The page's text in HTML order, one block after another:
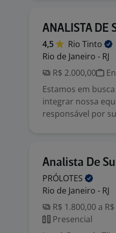
ANALISTA DE
4,5 Rio Tinto
Rio de Janeiro - RJ
R$ 2.000,00
Estamos em
integrar nossa
responsável por
Analista De
PRÓLOTES
Rio de Janeiro - RJ
R$ 1.800,00 a
Presencial